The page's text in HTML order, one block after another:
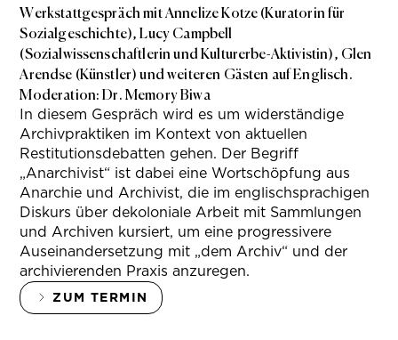
Werkstattgespräch mit Annelize Kotze (Kuratorin für
Sozialgeschichte), Lucy Campbell
(Sozialwissenschaftlerin und Kulturerbe-Aktivistin), Glen
Arendse (Künstler) und weiteren Gästen auf Englisch.
Moderation: Dr. Memory Biwa
In diesem Gespräch wird es um widerständige
Archivpraktiken im Kontext von aktuellen
Restitutionsdebatten gehen. Der Begriff
„Anarchivist“ ist dabei eine Wortschöpfung aus
Anarchie und Archivist, die im englischsprachigen
Diskurs über dekoloniale Arbeit mit Sammlungen
und Archiven kursiert, um eine progressivere
Auseinandersetzung mit „dem Archiv“ und der
archivierenden Praxis anzuregen.
ZUM TERMIN